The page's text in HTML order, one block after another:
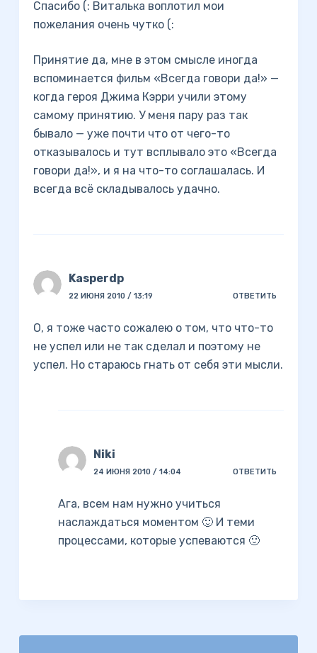
Спасибо (: Виталька воплотил мои
пожелания очень чутко (:
Принятие да, мне в этом смысле иногда
вспоминается фильм «Всегда говори да!» —
когда героя Джима Кэрри учили этому
самому принятию. У меня пару раз так
бывало — уже почти что от чего-то
отказывалось и тут всплывало это «Всегда
говори да!», и я на что-то соглашалась. И
всегда всё складывалось удачно.
Kasperdp
22 ИЮНЯ 2010 / 13:19 ОТВЕТИТЬ
О, я тоже часто сожалею о том, что что-то
не успел или не так сделал и поэтому не
успел. Но стараюсь гнать от себя эти мысли.
Niki
24 ИЮНЯ 2010 / 14:04 ОТВЕТИТЬ
Ага, всем нам нужно учиться
наслаждаться моментом 🙂 И теми
процессами, которые успеваются 🙂